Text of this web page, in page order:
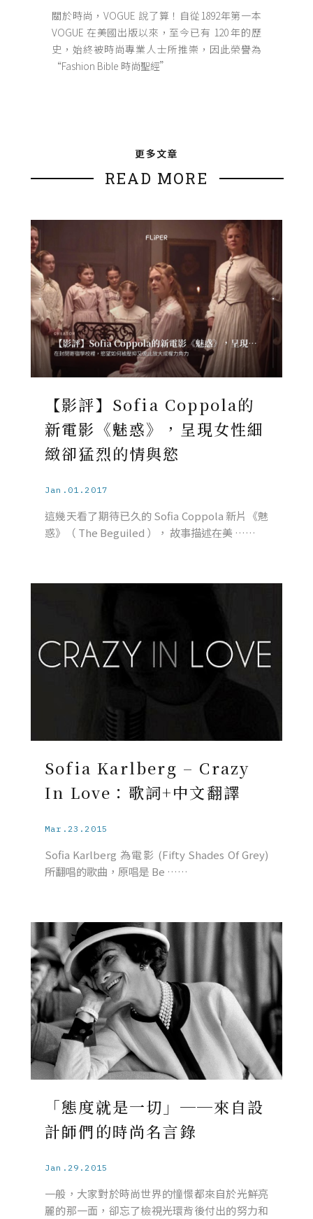
關於時尚，VOGUE 說了算！自從1892年第一本
VOGUE 在美國出版以來，至今已有 120 年的歷
史，始終被時尚專業人士所推崇，因此榮譽為
“Fashion Bible 時尚聖經”
更多文章
READ MORE
【影評】Sofia Coppola的
新電影《魅惑》，呈現女性細
緻卻猛烈的情與慾
Jan.01.2017
這幾天看了期待已久的 Sofia Coppola 新片《魅
惑》（ The Beguiled ）， 故事描述在美 ……
Sofia Karlberg – Crazy
In Love：歌詞+中文翻譯
Mar.23.2015
Sofia Karlberg 為電影 (Fifty Shades Of Grey)
所翻唱的歌曲，原唱是 Be ……
「態度就是一切」──來自設
計師們的時尚名言錄
Jan.29.2015
一般，大家對於時尚世界的憧憬都來自於光鮮亮
麗的那一面，卻忘了檢視光環背後付出的努力和